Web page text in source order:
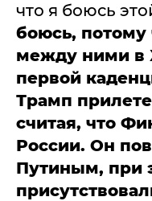
что я боюсь
боюсь, потому
между ними в
первой
Трамп
считая, что
России. Он
Путиным, при